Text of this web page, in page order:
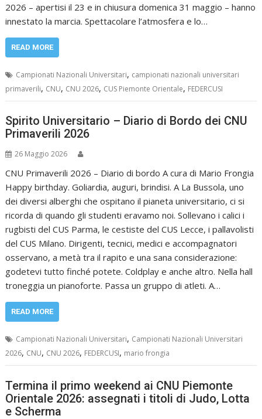
2026 – apertisi il 23 e in chiusura domenica 31 maggio – hanno
innestato la marcia. Spettacolare l’atmosfera e lo…
READ MORE
Campionati Nazionali Universitari, campionati nazionali universitari
primaverili, CNU, CNU 2026, CUS Piemonte Orientale, FEDERCUSI
Spirito Universitario – Diario di Bordo dei CNU
Primaverili 2026
26 Maggio 2026
CNU Primaverili 2026 – Diario di bordo A cura di Mario Frongia
Happy birthday. Goliardia, auguri, brindisi. A La Bussola, uno
dei diversi alberghi che ospitano il pianeta universitario, ci si
ricorda di quando gli studenti eravamo noi. Sollevano i calici i
rugbisti del CUS Parma, le cestiste del CUS Lecce, i pallavolisti
del CUS Milano. Dirigenti, tecnici, medici e accompagnatori
osservano, a metà tra il rapito e una sana considerazione:
godetevi tutto finché potete. Coldplay e anche altro. Nella hall
troneggia un pianoforte. Passa un gruppo di atleti. A…
READ MORE
Campionati Nazionali Universitari, Campionati Nazionali Universitari
2026, CNU, CNU 2026, FEDERCUSI, mario frongia
Termina il primo weekend ai CNU Piemonte
Orientale 2026: assegnati i titoli di Judo, Lotta
e Scherma